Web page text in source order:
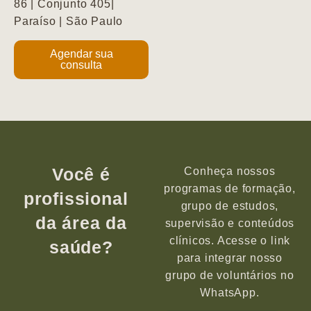
86 | Conjunto 405|
Paraíso | São Paulo
Agendar sua
consulta
Você é
profissional
da área da
saúde?
Conheça nossos
programas de formação,
grupo de estudos,
supervisão e conteúdos
clínicos. Acesse o link
para integrar nosso
grupo de voluntários no
WhatsApp.